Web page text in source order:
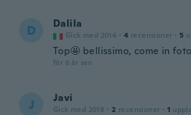
D Dalila
Gick med 2014 · 4 recensioner · 5
Top🤩 bellissimo, come in
för 6 år sen
J Javi
Gick med 2018 · 2 recensioner · 1